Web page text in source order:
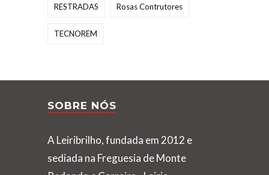
RESTRADAS Rosas Contrutores
TECNOREM
SOBRE NÓS
A Leiribrilho, fundada em 2012 e
sediada na Freguesia de Monte